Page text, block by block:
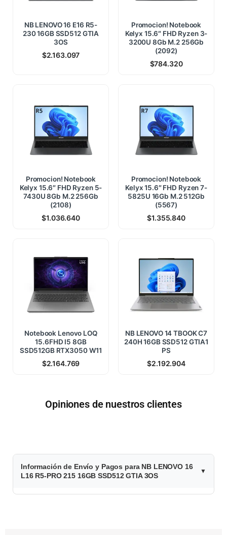
NB LENOVO 16 E16 R5-
230 16GB SSD512 GTIA
3OS
$2.163.097
Promocion! Notebook
Kelyx 15.6″ FHD Ryzen 3-
3200U 8Gb M.2 256Gb
(2092)
$784.320
Promocion! Notebook
Kelyx 15.6″ FHD Ryzen 5-
7430U 8Gb M.2 256Gb
(2108)
$1.036.640
Promocion! Notebook
Kelyx 15.6″ FHD Ryzen 7-
5825U 16Gb M.2 512Gb
(5567)
$1.355.840
Notebook Lenovo LOQ
15.6FHD I5 8GB
SSD512GB RTX3050 W11
$2.164.769
NB LENOVO 14 TBOOK C7
240H 16GB SSD512 GTIA1
PS
$2.192.904
Opiniones de nuestros clientes
$
2
.
Información de Envío y Pagos para NB LENOVO 16
L16 R5-PRO 215 16GB SSD512 GTIA 3OS